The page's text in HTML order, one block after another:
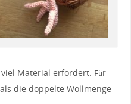
Material erfordert: Für
die doppelte Wollmenge